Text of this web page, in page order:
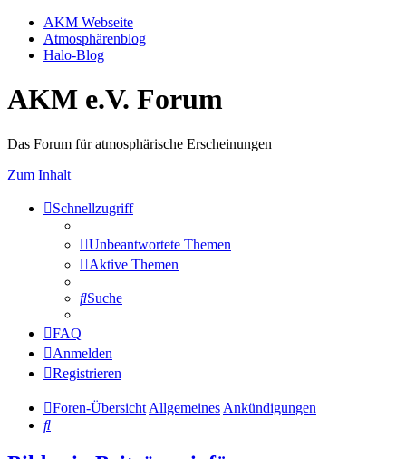
AKM Webseite
Atmosphärenblog
Halo-Blog
AKM e.V. Forum
Das Forum für atmosphärische Erscheinungen
Zum Inhalt
Schnellzugriff
Unbeantwortete Themen
Aktive Themen
Suche
FAQ
Anmelden
Registrieren
Foren-Übersicht Allgemeines Ankündigungen
Suche